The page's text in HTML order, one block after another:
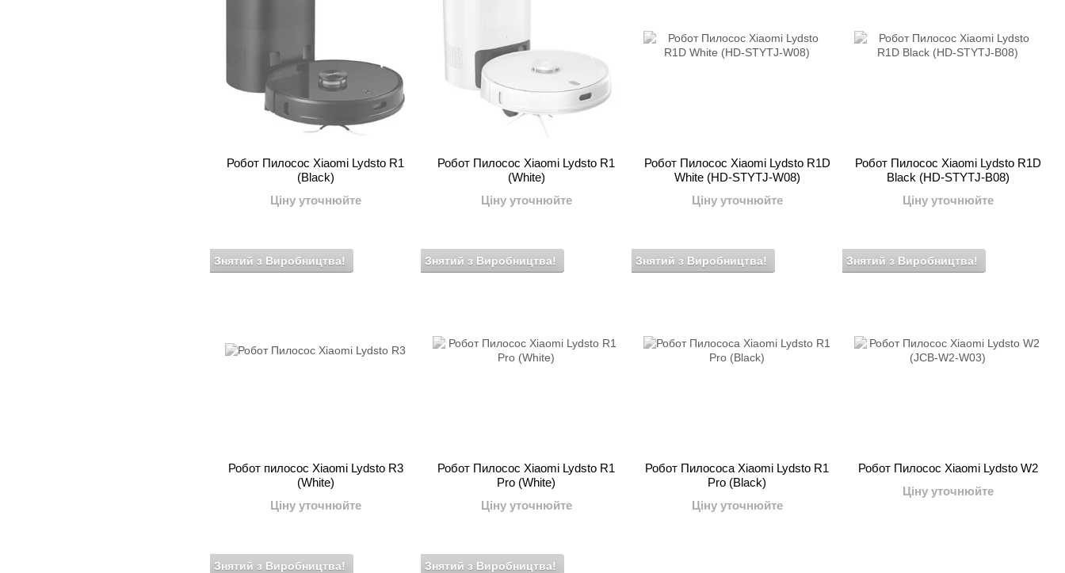
Робот Пилосос Xiaomi Lydsto R1
(Black)
Ціну уточнюйте
Робот Пилосос Xiaomi Lydsto R1
(White)
Ціну уточнюйте
Робот Пилосос Xiaomi Lydsto R1D
White (HD-STYTJ-W08)
Ціну уточнюйте
Робот Пилосос Xiaomi Lydsto R1D
Black (HD-STYTJ-B08)
Ціну уточнюйте
Знятий з Виробництва!
Робот пилосос Xiaomi Lydsto R3
(White)
Ціну уточнюйте
Знятий з Виробництва!
Робот Пилосос Xiaomi Lydsto R1
Pro (White)
Ціну уточнюйте
Знятий з Виробництва!
Робот Пилососа Xiaomi Lydsto R1
Pro (Black)
Ціну уточнюйте
Знятий з Виробництва!
Робот Пилосос Xiaomi Lydsto W2
Ціну уточнюйте
Знятий з Виробництва! Знятий з Виробництва!